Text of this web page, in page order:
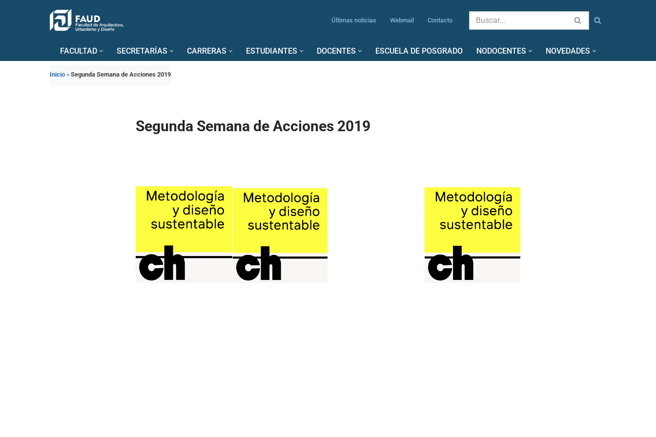
Últimas noticias Webmail Contacto
FACULTAD SECRETARÍAS CARRERAS ESTUDIANTES DOCENTES ESCUELA DE POSGRADO NODOCENTES NOVEDADES
Inicio » Segunda Semana de Acciones 2019
Segunda Semana de Acciones 2019